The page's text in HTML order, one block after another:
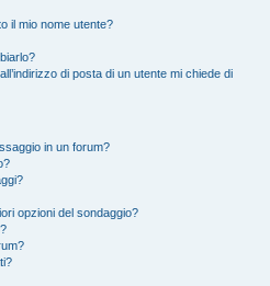
il mio nome utente?
di posta di un utente mi chiede di
in un forum?
opzioni del sondaggio?